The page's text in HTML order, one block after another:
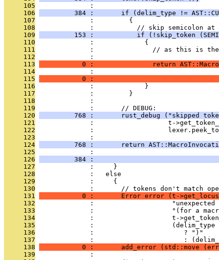
     105
              :
     106
384 :       if (delim_type !=
     107
              :         {
     108
:           // skip semicolon
     109
153 :           if (!skip_token
     110
              :             {
     111
:               // as this is
     112
              :
     113
0 :               return
     114
:
     115
0 :
     116
              :             }
     117
              :         }
     118
              :
     119
              :       // DEBUG:
     120
768 :       rust_debug ("skipped
     121
:                   t-
     122
:
     123
              :
     124
768 :       return
     125
:
     126
384 :
     127
              :     }
     128
              :   else
     129
              :     {
     130
:       // tokens don't match
     131
0 :       Error error (t-
     132
:
     133
:                    "(for a
     134
:                    t-
     135
:                    (delim_type
     136
              :                       ? ")"
     137
:                       :
     138
0 :       add_error (std::move
     139
              :